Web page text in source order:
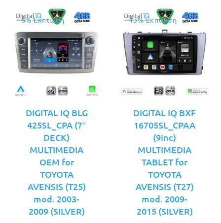
6% Έκπτωση
DIGITAL IQ BLG
425SL_CPA (7″
DECK)
MULTIMEDIA
OEM for
TOYOTA
AVENSIS (T25)
mod. 2003-
2009 (SILVER)
13% Έκπτωση
DIGITAL IQ BXF
16705SL_CPAA
(9inc)
MULTIMEDIA
TABLET for
TOYOTA
AVENSIS (T27)
mod. 2009-
2015 (SILVER)